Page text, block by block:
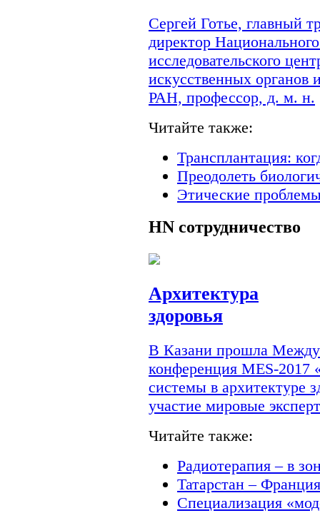
Сергей Готье, главный
директор
исследовательского
искусственных
РАН, профессор, д. м. н.
Читайте также:
Трансплантация:
Преодолеть
Этические
HN сотрудничество
Архитектура
здоровья
В Казани прошла
конференция MES-
системы в архитектуре
участие мировые
Читайте также:
Радиотерапия – в
Татарстан –
Специализация